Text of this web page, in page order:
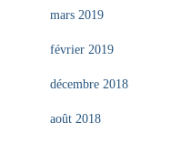
mars 2019
février 2019
décembre 2018
août 2018